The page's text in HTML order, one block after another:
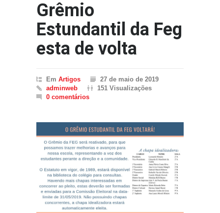
Grêmio
Estundantil da Feg
esta de volta
Em Artigos
27 de maio de 2019
adminweb
151 Visualizações
0 comentários